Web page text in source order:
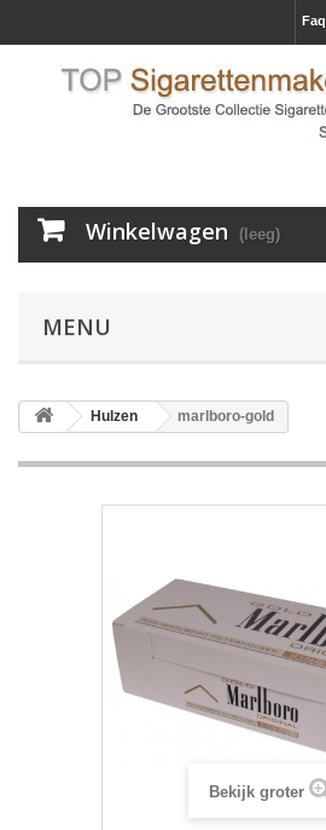
Faq
Winkelwagen (leeg)
MENU
Hulzen marlboro-gold
Bekijk groter